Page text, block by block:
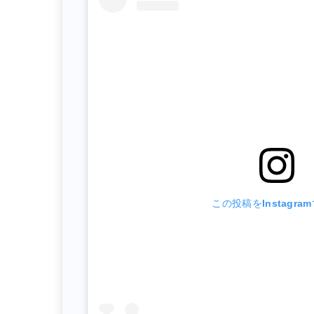
この投稿をInstagram